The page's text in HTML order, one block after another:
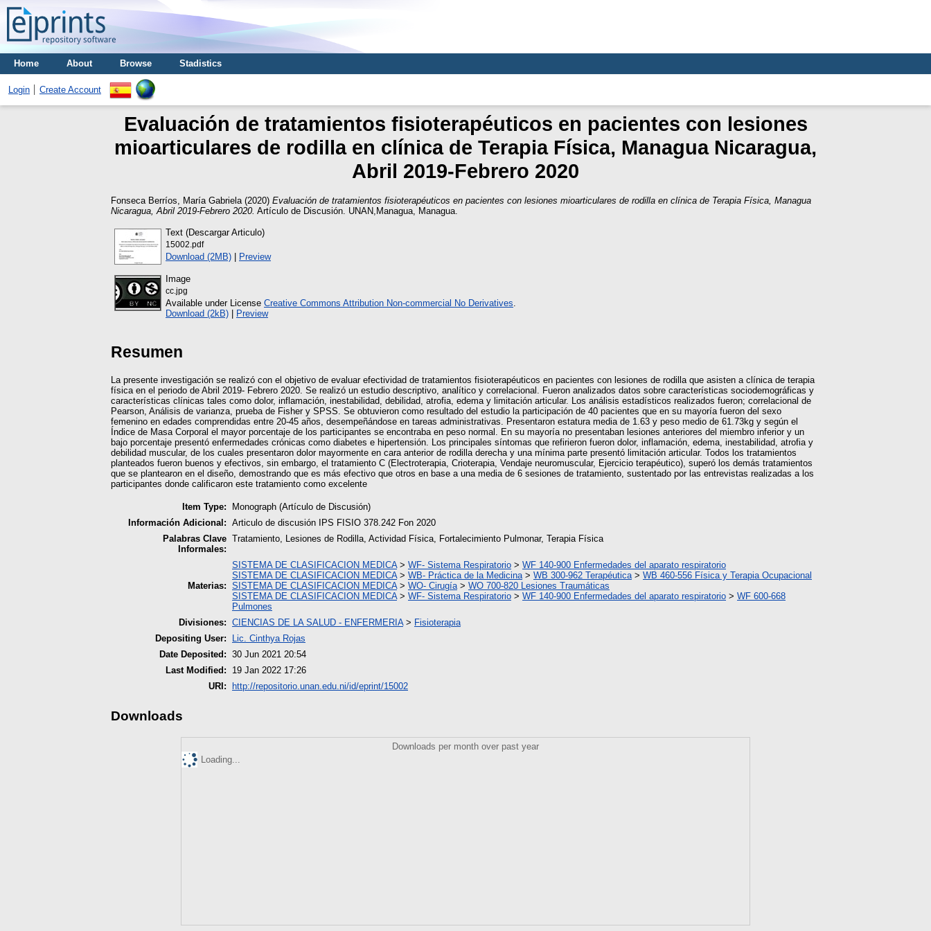
Home About Browse Stadistics
Login Create Account
Evaluación de tratamientos fisioterapéuticos en pacientes con lesiones
mioarticulares de rodilla en clínica de Terapia Física, Managua Nicaragua,
Abril 2019-Febrero 2020
Fonseca Berríos, María Gabriela (2020) Evaluación de tratamientos fisioterapéuticos en pacientes con lesiones mioarticulares de rodilla en clínica de Terapia Física, Managua
Nicaragua, Abril 2019-Febrero 2020. Artículo de Discusión. UNAN,Managua, Managua.
Text (Descargar Articulo)
15002.pdf
Download (2MB) | Preview
Image
cc.jpg
Available under License Creative Commons Attribution Non-commercial No Derivatives
Download (2kB) | Preview
Resumen
La presente investigación se realizó con el objetivo de evaluar efectividad de tratamientos fisioterapéuticos en pacientes con lesiones de rodilla que asisten a clínica de terapia
física en el periodo de Abril 2019- Febrero 2020. Se realizó un estudio descriptivo, analítico y correlacional. Fueron analizados datos sobre características sociodemográficas y
características clínicas tales como dolor, inflamación, inestabilidad, debilidad, atrofia, edema y limitación articular. Los análisis estadísticos realizados fueron; correlacional de
Pearson, Análisis de varianza, prueba de Fisher y SPSS. Se obtuvieron como resultado del estudio la participación de 40 pacientes que en su mayoría fueron del sexo
femenino en edades comprendidas entre 20-45 años, desempeñándose en tareas administrativas. Presentaron estatura media de 1.63 y peso medio de 61.73kg y según el
Índice de Masa Corporal el mayor porcentaje de los participantes se encontraba en peso normal. En su mayoría no presentaban lesiones anteriores del miembro inferior y un
bajo porcentaje presentó enfermedades crónicas como diabetes e hipertensión. Los principales síntomas que refirieron fueron dolor, inflamación, edema, inestabilidad, atrofia y
debilidad muscular, de los cuales presentaron dolor mayormente en cara anterior de rodilla derecha y una mínima parte presentó limitación articular. Todos los tratamientos
planteados fueron buenos y efectivos, sin embargo, el tratamiento C (Electroterapia, Crioterapia, Vendaje neuromuscular, Ejercicio terapéutico), superó los demás tratamientos
que se plantearon en el diseño, demostrando que es más efectivo que otros en base a una media de 6 sesiones de tratamiento, sustentado por las entrevistas realizadas a los
participantes donde calificaron este tratamiento como excelente
Item Type:
Monograph (Artículo de Discusión)
Información Adicional: Articulo de discusión IPS FISIO 378.242 Fon 2020
Palabras Clave
Informales:
Tratamiento, Lesiones de Rodilla, Actividad Física, Fortalecimiento Pulmonar, Terapia Física
Materias:
SISTEMA DE CLASIFICACION MEDICA> WF- Sistema Respiratorio > WF 140-900 Enfermedades del aparato respiratorio
SISTEMA DE CLASIFICACION MEDICA> WB- Práctica de la Medicina > WB 300-962 Terapéutica > WB 460-556 Física y Terapia Ocupacional
SISTEMA DE CLASIFICACION MEDICA> WO- Cirugía > WO 700-820 Lesiones Traumáticas
SISTEMA DE CLASIFICACION MEDICA> WF- Sistema Respiratorio > WF 140-900 Enfermedades del aparato respiratorio > WF 600-668
Pulmones
Divisiones: CIENCIAS DE LA SALUD - ENFERMERIA> Fisioterapia
Depositing User:
Lic. Cinthya Rojas
Date Deposited: 30 Jun 2021 20:54
Last Modified:
19 Jan 2022 17:26
URI:
http://repositorio.unan.edu.ni/id/eprint/15002
Downloads
Downloads per month over past year
Loading...